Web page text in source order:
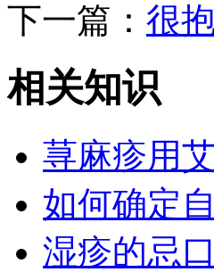
下一篇： 很
相关知识
荨麻疹用
如何确定
湿疹的忌